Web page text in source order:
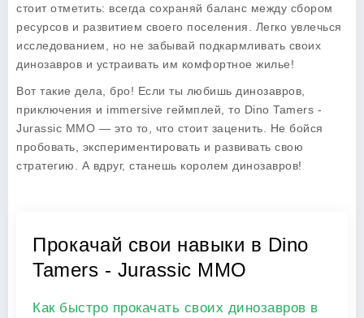
стоит отметить: всегда сохраняй баланс между сбором
ресурсов и развитием своего поселения. Легко увлечься
исследованием, но не забывай подкармливать своих
динозавров и устраивать им комфортное жилье!
Вот такие дела, бро! Если ты любишь динозавров,
приключения и immersive геймплей, то Dino Tamers -
Jurassic MMO — это то, что стоит заценить. Не бойся
пробовать, экспериментировать и развивать свою
стратегию. А вдруг, станешь королем динозавров!
Прокачай свои навыки в Dino
Tamers - Jurassic MMO
Как быстро прокачать своих динозавров в